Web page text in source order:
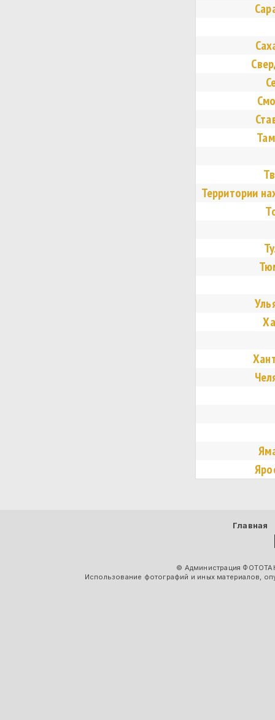
Территории
Главная
© Администрация
Использование фотографий и иных материалов,